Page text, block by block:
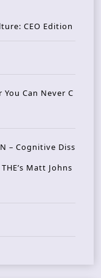
CEO Edition
You Can Never C
– Cognitive Diss
Matt Johns